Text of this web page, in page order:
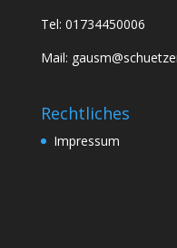
Tel: 01734450006
Mail:
Rechtliches
Impressum